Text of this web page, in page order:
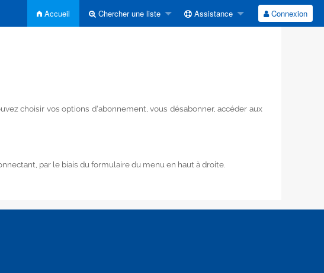
Accueil Chercher une liste Assistance Connexion
choisir vos options d'abonnement, vous désabonner, accéder aux
par le biais du formulaire du menu en haut à droite.